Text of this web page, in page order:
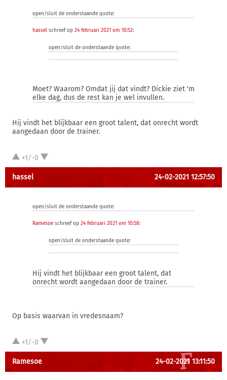
open/sluit de onderstaande quote:
hassel schreef op 24 februari 2021 om 10:52:
open/sluit de onderstaande quote:
Moet? Waarom? Omdat jij dat vindt? Dickie ziet 'm
elke dag, dus de rest kan je wel invullen.
Hij vindt het blijkbaar een groot talent, dat onrecht wordt
aangedaan door de trainer.
+1/-0
hassel 24-02-2021 12:57:50
open/sluit de onderstaande quote:
Ramesoe schreef op 24 februari 2021 om 10:58:
open/sluit de onderstaande quote:
Hij vindt het blijkbaar een groot talent, dat
onrecht wordt aangedaan door de trainer.
Op basis waarvan in vredesnaam?
+1/-0
Ramesoe 24-02-2021 13:11:50